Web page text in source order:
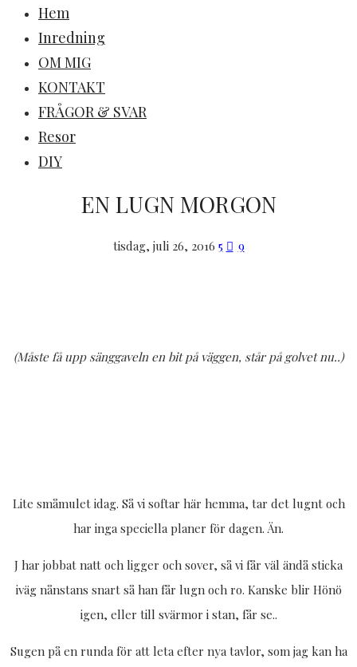
Hem
Inredning
OM MIG
KONTAKT
FRÅGOR & SVAR
Resor
DIY
EN LUGN MORGON
tisdag, juli 26, 2016 5 9
(Måste få upp sänggaveln en bit på väggen, står på golvet nu..)
Lite småmulet idag. Så vi softar här hemma, tar det lugnt och
har inga speciella planer för dagen. Än.
J har jobbat natt och ligger och sover, så vi får väl ändå sticka
iväg nånstans snart så han får lugn och ro. Kanske blir Hönö
igen, eller till svärmor i stan, får se..
Sugen på en runda för att leta efter nya tavlor, som jag kan ha